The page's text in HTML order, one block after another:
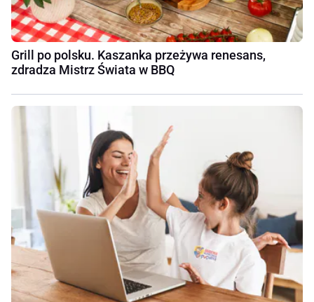
Grill po polsku. Kaszanka przeżywa renesans,
zdradza Mistrz Świata w BBQ